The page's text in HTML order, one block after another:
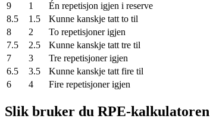
9
1
Én repetisjon igjen i reserve
8.5
1.5
Kunne kanskje tatt to til
8
2
To repetisjoner igjen
7.5
2.5
Kunne kanskje tatt tre til
7
3
Tre repetisjoner igjen
6.5
3.5
Kunne kanskje tatt fire til
6
4 Fire repetisjoner igjen
Slik bruker du RPE-kalkulatoren